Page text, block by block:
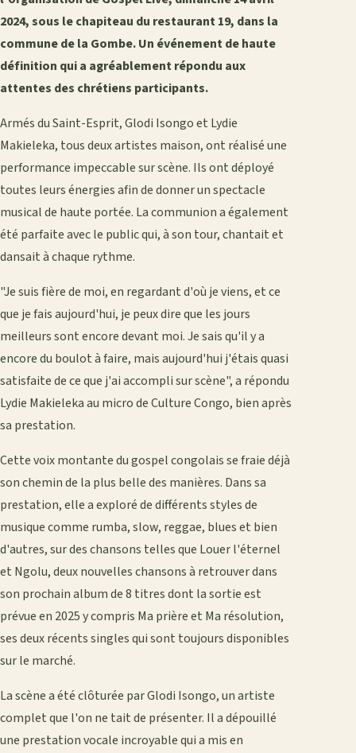
2024, sous le chapiteau du restaurant 19, dans la
commune de la Gombe. Un événement de haute
définition qui a agréablement répondu aux
attentes des chrétiens participants.
Armés du Saint-Esprit, Glodi Isongo et Lydie
Makieleka, tous deux artistes maison, ont réalisé une
performance impeccable sur scène. Ils ont déployé
toutes leurs énergies afin de donner un spectacle
musical de haute portée. La communion a également
été parfaite avec le public qui, à son tour, chantait et
dansait à chaque rythme.
"Je suis fière de moi, en regardant d'où je viens, et ce
que je fais aujourd'hui, je peux dire que les jours
meilleurs sont encore devant moi. Je sais qu'il y a
encore du boulot à faire, mais aujourd'hui j'étais quasi
satisfaite de ce que j'ai accompli sur scène", a répondu
Lydie Makieleka au micro de Culture Congo, bien après
sa prestation.
Cette voix montante du gospel congolais se fraie déjà
son chemin de la plus belle des manières. Dans sa
prestation, elle a exploré de différents styles de
musique comme rumba, slow, reggae, blues et bien
d'autres, sur des chansons telles que Louer l'éternel
et Ngolu, deux nouvelles chansons à retrouver dans
son prochain album de 8 titres dont la sortie est
prévue en 2025 y compris Ma prière et Ma résolution,
ses deux récents singles qui sont toujours disponibles
sur le marché.
La scène a été clôturée par Glodi Isongo, un artiste
complet que l'on ne tait de présenter. Il a dépouillé
une prestation vocale incroyable qui a mis en